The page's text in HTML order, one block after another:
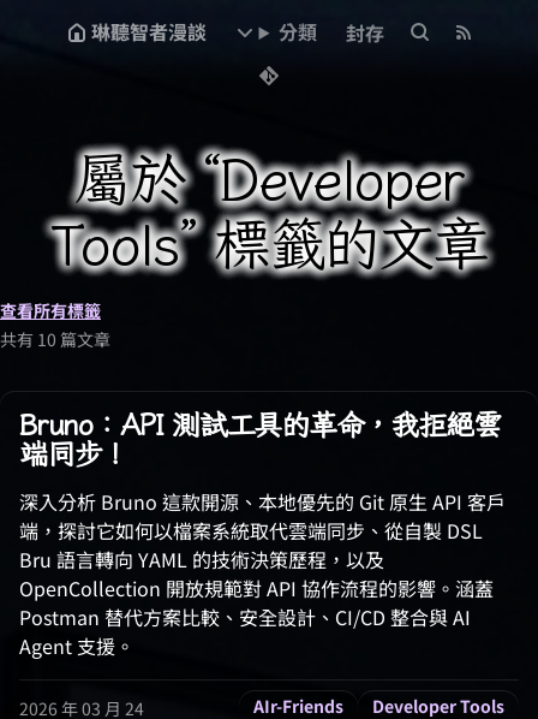
琳聽智者漫談 分類 封存
屬於 “Developer
Tools” 標籤的文章
查看所有標籤
共有 10 篇文章
Bruno：API 測試工具的革命，我拒絕雲
端同步！
深入分析 Bruno 這款開源、本地優先的 Git 原生 API 客戶
端，探討它如何以檔案系統取代雲端同步、從自製 DSL
Bru 語言轉向 YAML 的技術決策歷程，以及
OpenCollection 開放規範對 API 協作流程的影響。涵蓋
Postman 替代方案比較、安全設計、CI/CD 整合與 AI
Agent 支援。
2026 年 03 月 24
AIr-Friends
Developer Tools